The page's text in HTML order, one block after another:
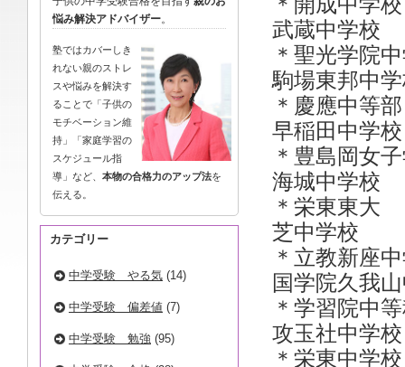
武蔵中学校
＊聖光
駒場東邦中
＊慶應
早稲田中
＊豊島
海城中
＊栄東
芝中
＊立教
国学院久
＊学習
攻玉社
＊栄東
悩み解決アドバイザー。
塾ではカバーしき
れない親のストレ
スや悩みを解決す
ることで「子供の
モチベーション維
持」「家庭学習の
スケジュール指
導」など、 本物の合格力のアップ法を
伝える。
カテゴリー
中学受験 やる気 (14)
中学受験 偏差値 (7)
中学受験 勉強 (95)